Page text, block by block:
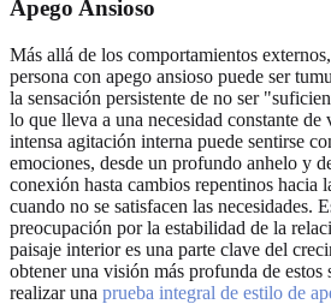
Apego Ansioso
Más allá de los comportamientos
persona con apego ansioso puede ser
la sensación persistente de no ser
lo que lleva a una necesidad constante de
intensa agitación interna puede sentirse
emociones, desde un profundo anhelo y
conexión hasta cambios repentinos hacia
cuando no se satisfacen las necesidades.
preocupación por la estabilidad de la
paisaje interior es una parte clave del
obtener una visión más profunda de estos
realizar una prueba integral de estilo de